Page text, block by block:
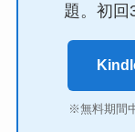
題。初回
※無料期間